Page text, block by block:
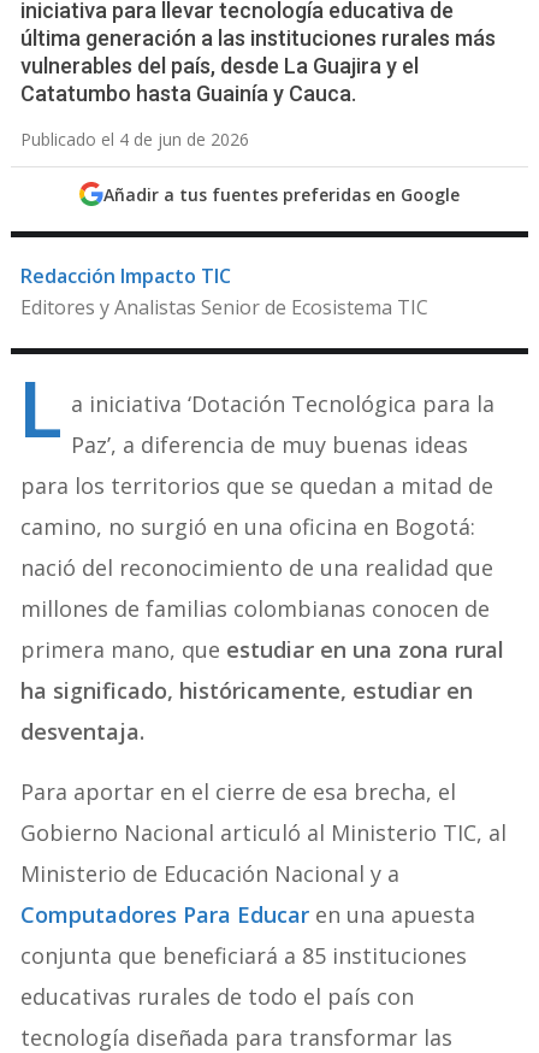
iniciativa para llevar tecnología educativa de
última generación a las instituciones rurales más
vulnerables del país, desde La Guajira y el
Catatumbo hasta Guainía y Cauca.
Publicado el 4 de jun de 2026
Añadir a tus fuentes preferidas en Google
Redacción Impacto TIC
Editores y Analistas Senior de Ecosistema TIC
L a iniciativa ‘Dotación Tecnológica para la
Paz’, a diferencia de muy buenas ideas
para los territorios que se quedan a mitad de
camino, no surgió en una oficina en Bogotá:
nació del reconocimiento de una realidad que
millones de familias colombianas conocen de
primera mano, que estudiar en una zona rural
ha significado, históricamente, estudiar en
desventaja.
Para aportar en el cierre de esa brecha, el
Gobierno Nacional articuló al Ministerio TIC, al
Ministerio de Educación Nacional y a
Computadores Para Educar en una apuesta
conjunta que beneficiará a 85 instituciones
educativas rurales de todo el país con
tecnología diseñada para transformar las